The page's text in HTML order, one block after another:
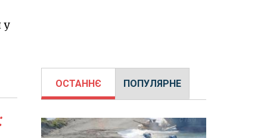
у
ОСТАННЄ ПОПУЛЯРНЕ